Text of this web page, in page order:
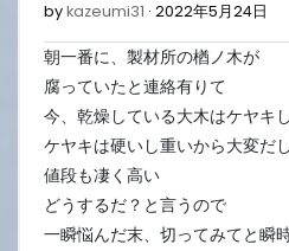
bykazeumi31 2022年5月24日
日
朝一番に、製材所の楢ノ木が
腐っていたと連絡有りて
今、乾燥している大木はケヤキ
ケヤキは硬いし重いから大変だし
値段も凄く高い
どうするだ？と言うので
一瞬悩んだ末、切ってみてと瞬